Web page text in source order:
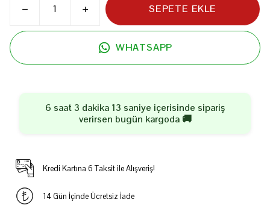
SEPETE EKLE
WHATSAPP
6 saat 3 dakika 13 saniye içerisinde sipariş
verirsen bugün kargoda 🚚
Kredi Kartına 6 Taksit ile Alışveriş!
14 Gün İçinde Ücretsiz İade